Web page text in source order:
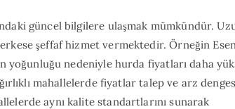
güncel bilgilere ulaşmak mümkündür.
şeffaf hizmet vermektedir. Örneğin
nedeniyle hurda fiyatları daha
mahallelerde fiyatlar talep ve arz
aynı kalite standartlarını sunarak